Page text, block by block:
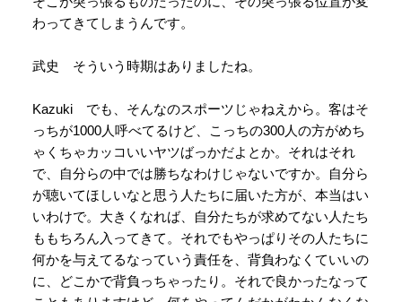
わってきてしまうんです。
武史 そういう時期はありましたね。
Kazuki でも、そんなのスポーツじゃねえから。客はそ
っちが1000人呼べてるけど、こっちの300人の方がめち
ゃくちゃカッコいいヤツばっかだよとか。それはそれ
で、自分らの中では勝ちなわけじゃないですか。自分ら
が聴いてほしいなと思う人たちに届いた方が、本当はい
いわけで。大きくなれば、自分たちが求めてない人たち
ももちろん入ってきて。それでもやっぱりその人たちに
何かを与えてるなっていう責任を、背負わなくていいの
に、どこかで背負っちゃったり。それで良かったなって